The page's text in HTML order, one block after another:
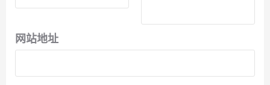
网站地址